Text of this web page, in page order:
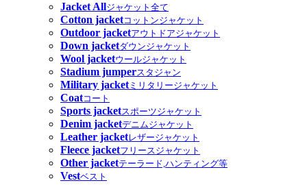
Jacket Allジャケット全て
Cotton jacketコットンジャケット
Outdoor jacketアウトドアジャケット
Down jacketダウンジャケット
Wool jacketウールジャケット
Stadium jumperスタジャン
Military jacketミリタリージャケット
Coatコート
Sports jacketスポーツジャケット
Denim jacketデニムジャケット
Leather jacketレザージャケット
Fleece jacketフリースジャケット
Other jacketテーラード,ハンティング等
Vestベスト